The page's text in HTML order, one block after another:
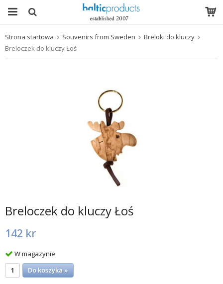
Produkt został włożony do Twojego koszyka
Strona startowa Souvenirs from Sweden
Breloki do kluczy
Breloczek do kluczy Łoś
Breloczek do kluczy Łoś
142 kr
W magazynie
Do koszyka »